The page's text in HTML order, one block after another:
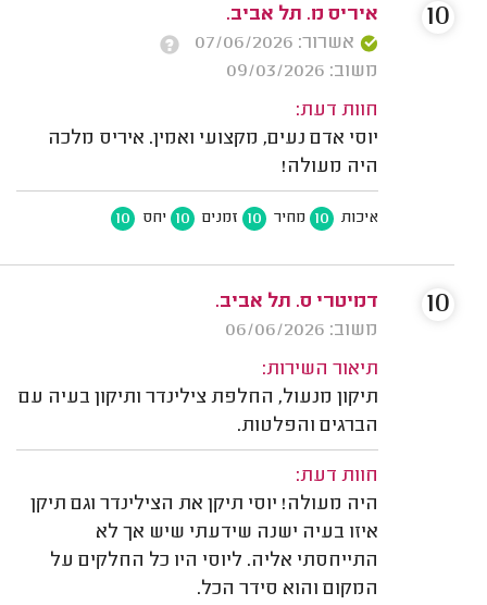
איריס מ. תל אביב.
אשרור: 07/06/2026
משוב: 09/03/2026
חוות דעת:
יוסי אדם נעים, מקצועי ואמין. איריס מלכה
היה מעולה!
איכות 10 מחיר 10 זמנים 10 יחס 10
10
דמיטרי ס. תל אביב.
משוב: 06/06/2026
תיאור השירות:
תיקון מנעול, החלפת צילינדר ותיקון בעיה עם
הברגים והפלטות.
חוות דעת:
היה מעולה! יוסי תיקן את הצילינדר וגם תיקן
איזו בעיה ישנה שידעתי שיש אך לא
התייחסתי אליה. ליוסי היו כל החלקים על
המקום והוא סידר הכל.
10